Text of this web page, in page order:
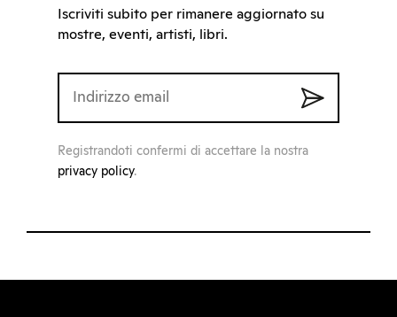
Iscriviti subito per rimanere aggiornato su
mostre, eventi, artisti, libri.
Registrandoti confermi di accettare la nostra
privacy policy.